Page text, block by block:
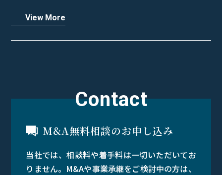
View More
Contact
M&A無料相談のお申し込み
当社では、相談料や着手料は一切いただいてお
りません。M&Aや事業承継をご検討中の方は、